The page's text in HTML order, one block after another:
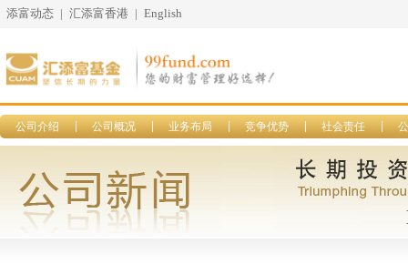
添富动态 | 汇添富香港 | English
公司介绍 公司概况 业务布局 竞争优势 社会责任